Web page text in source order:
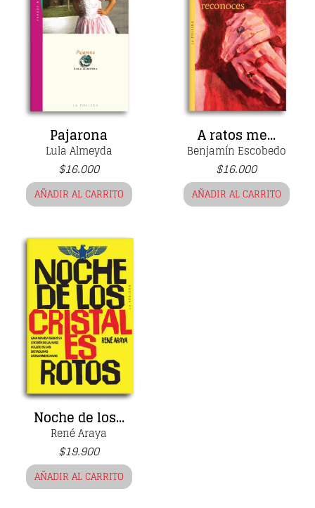
Pajarona
$16.000
Lula Almeyda
AÑADIR AL CARRITO
A ratos me...
$16.000
Benjamín Escobedo
AÑADIR AL CARRITO
Noche de los...
$19.900
René Araya
AÑADIR AL CARRITO